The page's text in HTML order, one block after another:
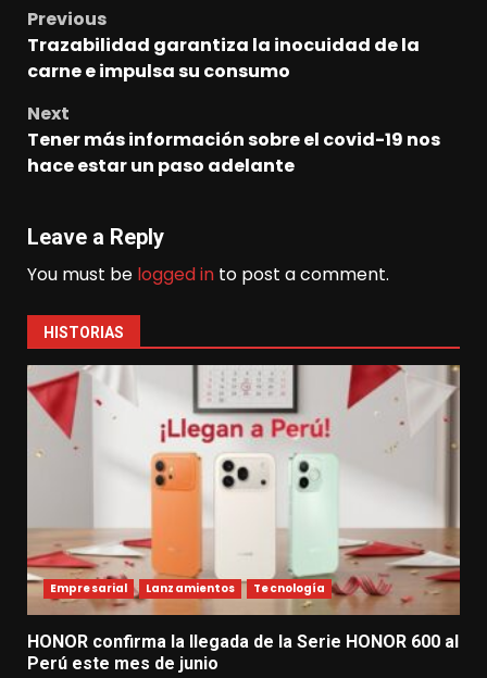
Post
navigation
Previous
Trazabilidad garantiza la inocuidad de la
carne e impulsa su consumo
Next
Tener más información sobre el covid-19 nos
hace estar un paso adelante
Leave a Reply
You must be logged in to post a comment.
HISTORIAS
Empresarial Lanzamientos Tecnología
HONOR confirma la llegada de la Serie HONOR 600 al
Perú este mes de junio